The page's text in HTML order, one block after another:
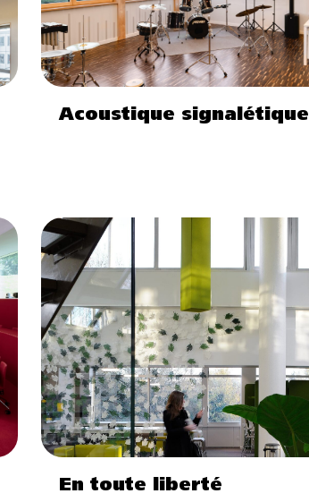
Acoustique signalétique
En toute liberté